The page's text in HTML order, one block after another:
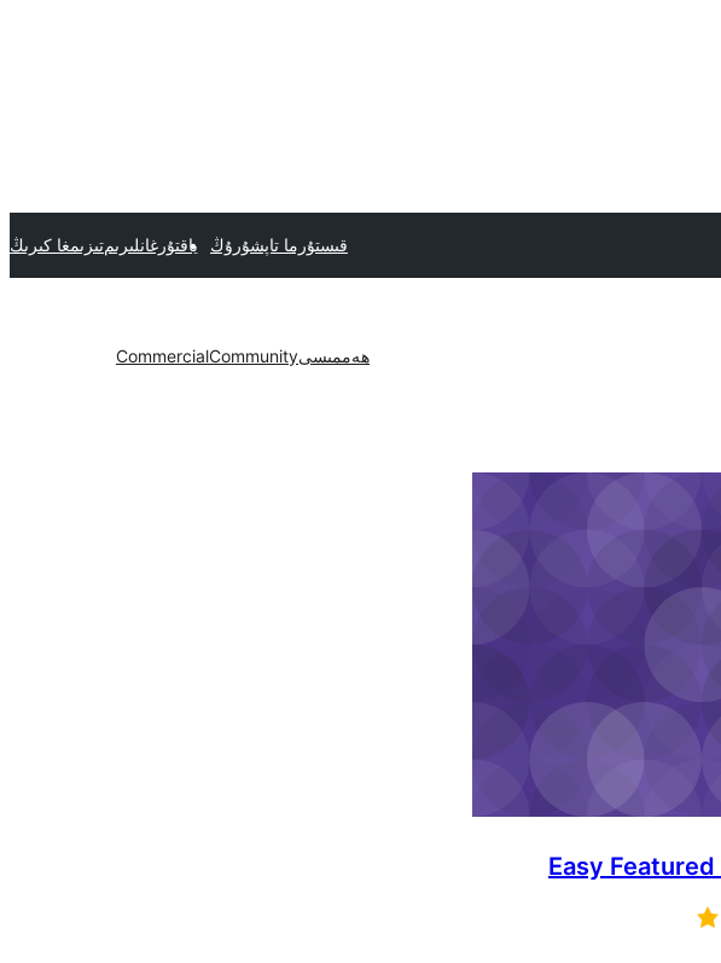
قىستۇرما تاپشۇرۇڭ ياقتۇرغانلىرىمتىزىمغا كىرىڭ
ھەممىسىCommunity
Commercial
Easy